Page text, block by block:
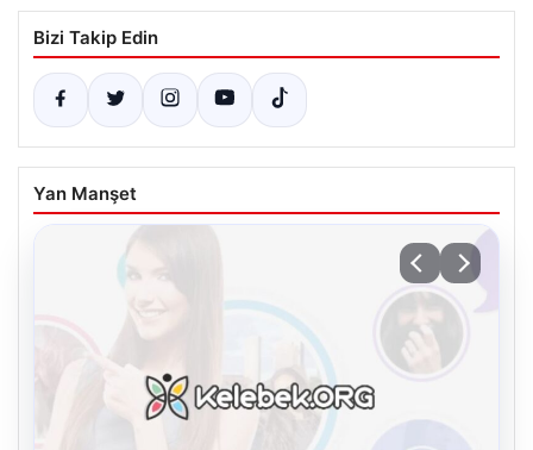
Bizi Takip Edin
Yan Manşet